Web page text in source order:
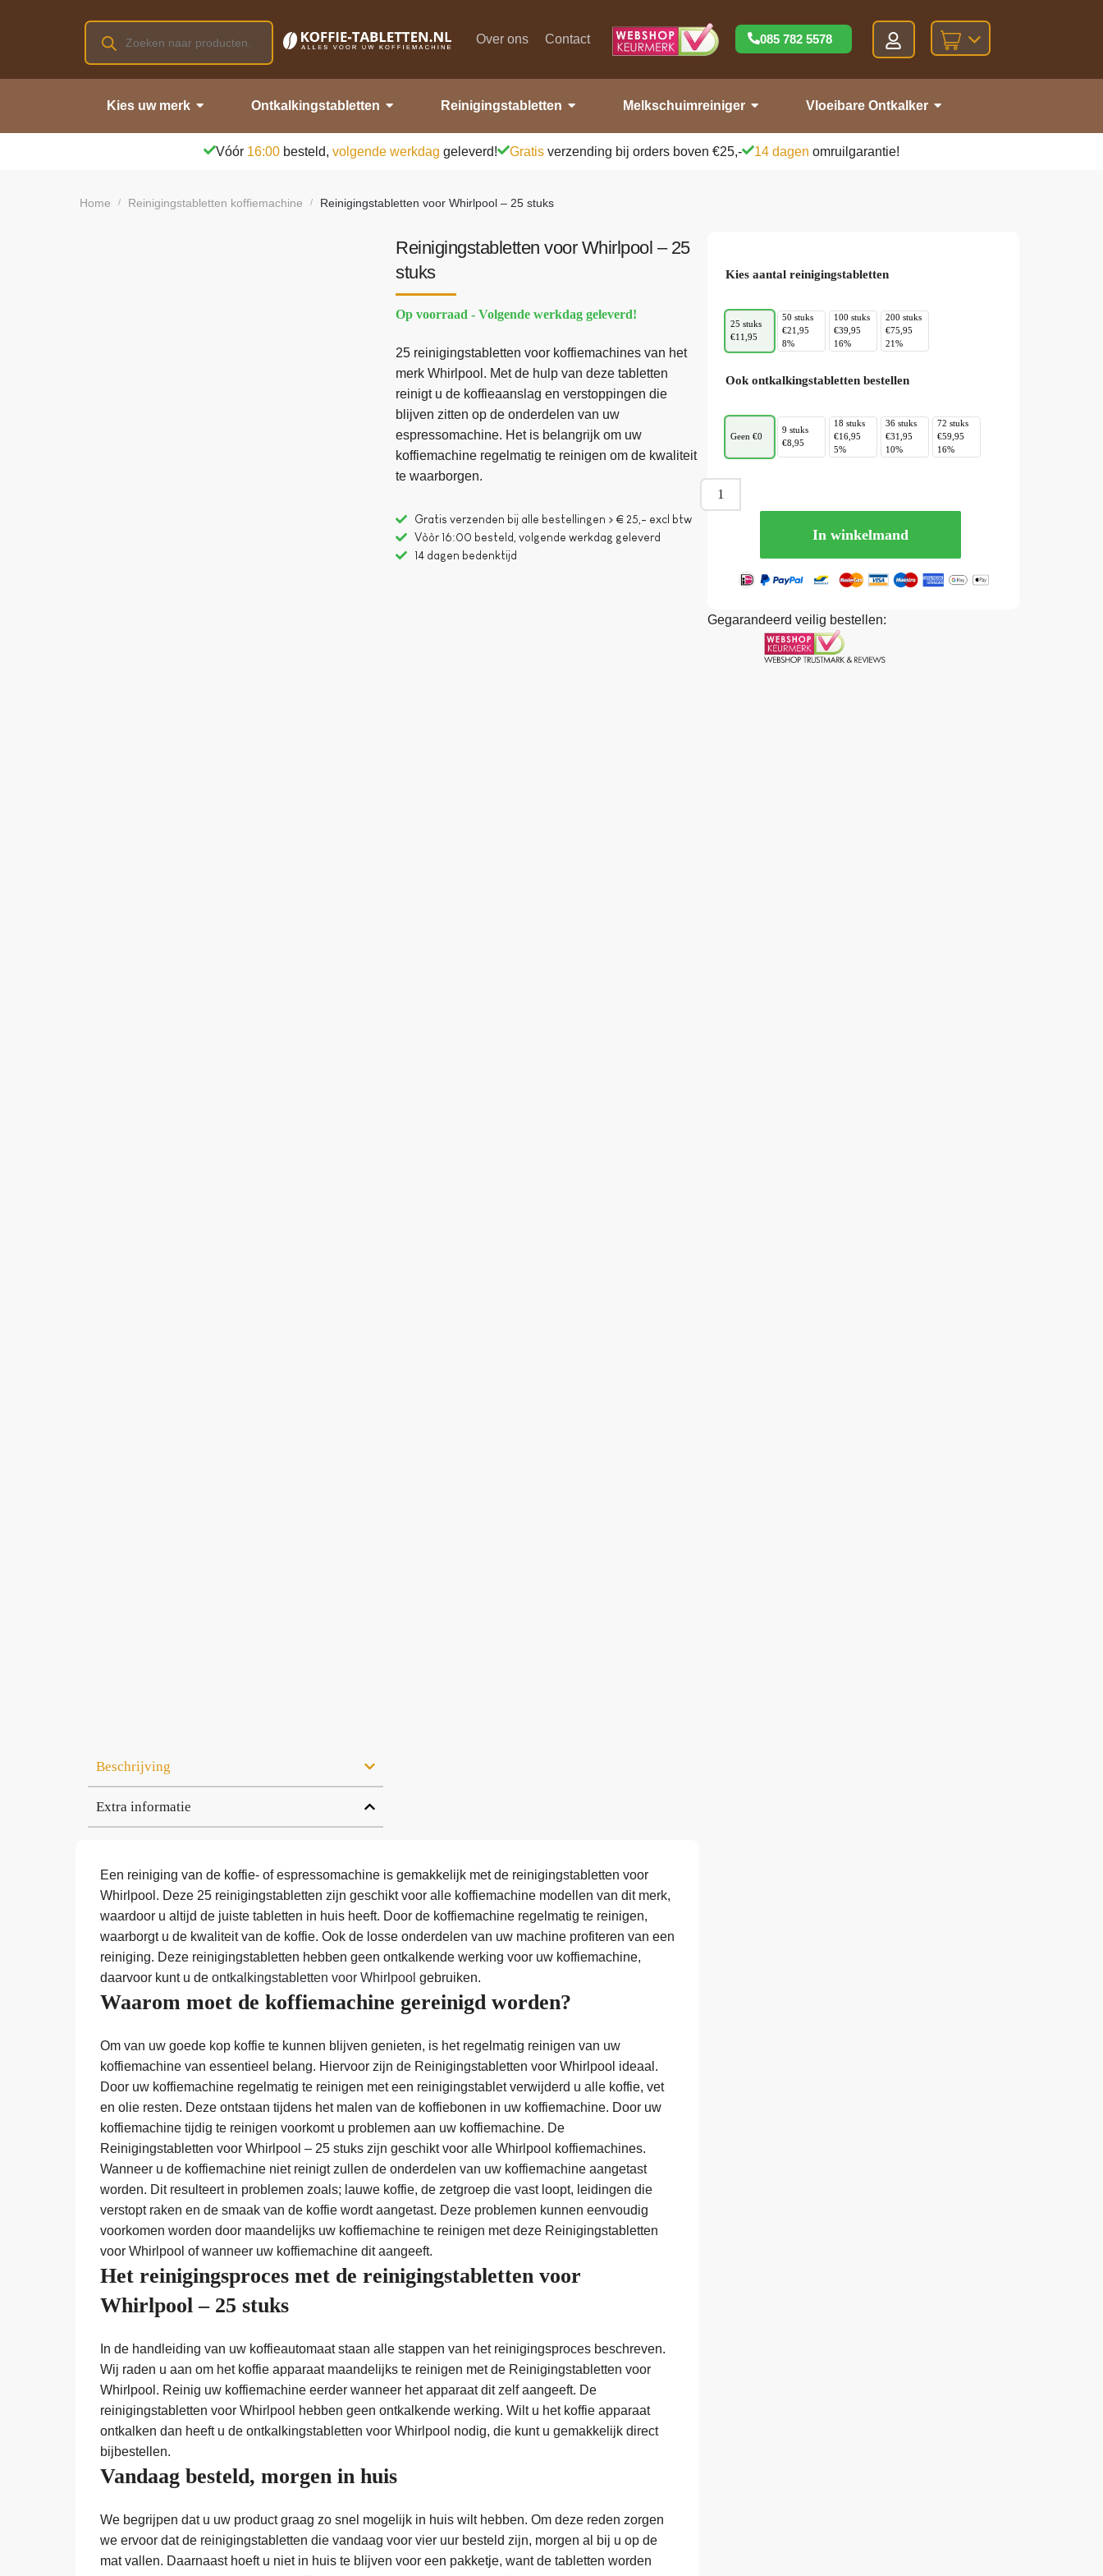
Over ons Contact 085 782 5578
Kies uw merk Ontkalkingstabletten Reinigingstabletten Melkschuimreiniger Vloeibare Ontkalker
Vóór 16:00 besteld, volgende werkdag geleverd! Gratis verzending bij orders boven €25,- 14 dagen omruilgarantie!
Home / Reinigingstabletten koffiemachine / Reinigingstabletten voor Whirlpool – 25 stuks
Beschrijving
Extra informatie
Reinigingstabletten voor Whirlpool – 25
stuks
Op voorraad - Volgende werkdag geleverd!
25 reinigingstabletten voor koffiemachines van het
merk Whirlpool. Met de hulp van deze tabletten
reinigt u de koffieaanslag en verstoppingen die
blijven zitten op de onderdelen van uw
espressomachine. Het is belangrijk om uw
koffiemachine regelmatig te reinigen om de kwaliteit
te waarborgen.
Gratis verzenden bij alle bestellingen > € 25,- excl btw
Vòòr 16:00 besteld, volgende werkdag geleverd
14 dagen bedenktijd
Een reiniging van de koffie- of espressomachine is gemakkelijk met de reinigingstabletten voor
Whirlpool. Deze 25 reinigingstabletten zijn geschikt voor alle koffiemachine modellen van dit merk,
waardoor u altijd de juiste tabletten in huis heeft. Door de koffiemachine regelmatig te reinigen,
waarborgt u de kwaliteit van de koffie. Ook de losse onderdelen van uw machine profiteren van een
reiniging. Deze reinigingstabletten hebben geen ontkalkende werking voor uw koffiemachine,
daarvoor kunt u de ontkalkingstabletten voor Whirlpool gebruiken.
Waarom moet de koffiemachine gereinigd worden?
Om van uw goede kop koffie te kunnen blijven genieten, is het regelmatig reinigen van uw
koffiemachine van essentieel belang. Hiervoor zijn de Reinigingstabletten voor Whirlpool ideaal.
Door uw koffiemachine regelmatig te reinigen met een reinigingstablet verwijderd u alle koffie, vet
en olie resten. Deze ontstaan tijdens het malen van de koffiebonen in uw koffiemachine. Door uw
koffiemachine tijdig te reinigen voorkomt u problemen aan uw koffiemachine. De
Reinigingstabletten voor Whirlpool – 25 stuks zijn geschikt voor alle Whirlpool koffiemachines.
Wanneer u de koffiemachine niet reinigt zullen de onderdelen van uw koffiemachine aangetast
worden. Dit resulteert in problemen zoals; lauwe koffie, de zetgroep die vast loopt, leidingen die
verstopt raken en de smaak van de koffie wordt aangetast. Deze problemen kunnen eenvoudig
voorkomen worden door maandelijks uw koffiemachine te reinigen met deze Reinigingstabletten
voor Whirlpool of wanneer uw koffiemachine dit aangeeft.
Het reinigingsproces met de reinigingstabletten voor
Whirlpool – 25 stuks
In de handleiding van uw koffieautomaat staan alle stappen van het reinigingsproces beschreven.
Wij raden u aan om het koffie apparaat maandelijks te reinigen met de Reinigingstabletten voor
Whirlpool. Reinig uw koffiemachine eerder wanneer het apparaat dit zelf aangeeft. De
reinigingstabletten voor Whirlpool hebben geen ontkalkende werking. Wilt u het koffie apparaat
ontkalken dan heeft u de ontkalkingstabletten voor Whirlpool nodig, die kunt u gemakkelijk direct
bijbestellen.
Vandaag besteld, morgen in huis
We begrijpen dat u uw product graag zo snel mogelijk in huis wilt hebben. Om deze reden zorgen
we ervoor dat de reinigingstabletten die vandaag voor vier uur besteld zijn, morgen al bij u op de
mat vallen. Daarnaast hoeft u niet in huis te blijven voor een pakketje, want de tabletten worden
Kies aantal reinigingstabletten
25 stuks
€11,95
50 stuks
€21,95
8%
100 stuks
€39,95
16%
200 stuks
€75,95
21%
Ook ontkalkingstabletten bestellen
Geen €0
9 stuks
€8,95
18 stuks
€16,95
5%
36 stuks
€31,95
10%
72 stuks
€59,95
16%
In winkelmand
Gegarandeerd veilig bestellen: